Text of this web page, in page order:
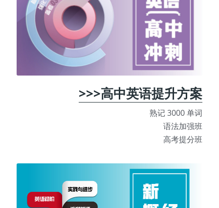
>>>高中英语提升方案
熟记 3000 单词
语法加强班
高考提分班